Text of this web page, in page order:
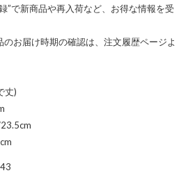
”で新商品や再入荷など、お得な情報を受
お届け時期の確認は、注文履歴ページよ
丈)